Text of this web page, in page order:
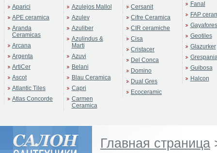
Aparici
APE ceramica
Aranda
Ceramicas
Arcana
Argenta
ArtiCer
Ascot
Atlantic Tiles
Atlas Concorde
Azulejos Mallol
Azulev
Azuliber
Azulindus &
Marti
Azuvi
Belani
Blau Ceramica
Capri
Carmen
Ceramica
Cersanit
Cifre Ceramica
CIR ceramiche
Cisa
Cristacer
Del Conca
Domino
Dual Gres
Ecoceramic
Fanal
FAP
Gayafores
Geotiles
Glazurker
Guibosa
Halcon
Главная страница